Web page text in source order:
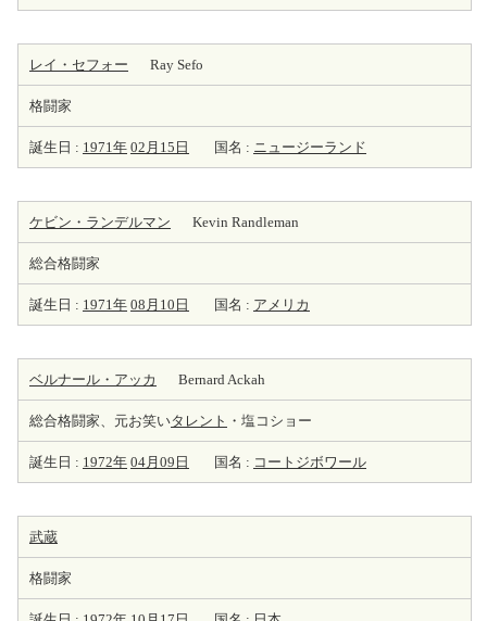
レイ・セフォー Ray Sefo
格闘家
誕生日 : 1971年 02月15日 国名 : ニュージーランド
ケビン・ランデルマン Kevin Randleman
総合格闘家
誕生日 : 1971年 08月10日 国名 : アメリカ
ベルナール・アッカ Bernard Ackah
総合格闘家、元お笑いタレント ・塩コショー
誕生日 : 1972年 04月09日 国名 : コートジボワール
武蔵
格闘家